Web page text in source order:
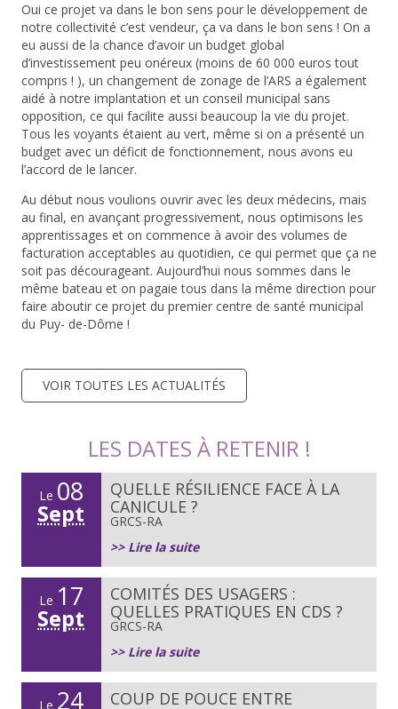
Oui ce projet va dans le bon sens pour le développement de
notre collectivité c’est vendeur, ça va dans le bon sens ! On a
eu aussi de la chance d’avoir un budget global
d’investissement peu onéreux (moins de 60 000 euros tout
compris ! ), un changement de zonage de l’ARS a également
aidé à notre implantation et un conseil municipal sans
opposition, ce qui facilite aussi beaucoup la vie du projet.
Tous les voyants étaient au vert, même si on a présenté un
budget avec un déficit de fonctionnement, nous avons eu
l’accord de le lancer.
Au début nous voulions ouvrir avec les deux médecins, mais
au final, en avançant progressivement, nous optimisons les
apprentissages et on commence à avoir des volumes de
facturation acceptables au quotidien, ce qui permet que ça ne
soit pas décourageant. Aujourd’hui nous sommes dans le
même bateau et on pagaie tous dans la même direction pour
faire aboutir ce projet du premier centre de santé municipal
du Puy- de-Dôme !
VOIR TOUTES LES ACTUALITÉS
LES DATES À RETENIR !
Le 08
Sept
QUELLE RÉSILIENCE FACE À LA
CANICULE ?
GRCS-RA
>> Lire la suite
Le 17
Sept
COMITÉS DES USAGERS :
QUELLES PRATIQUES EN CDS ?
GRCS-RA
>> Lire la suite
Le 24
COUP DE POUCE ENTRE